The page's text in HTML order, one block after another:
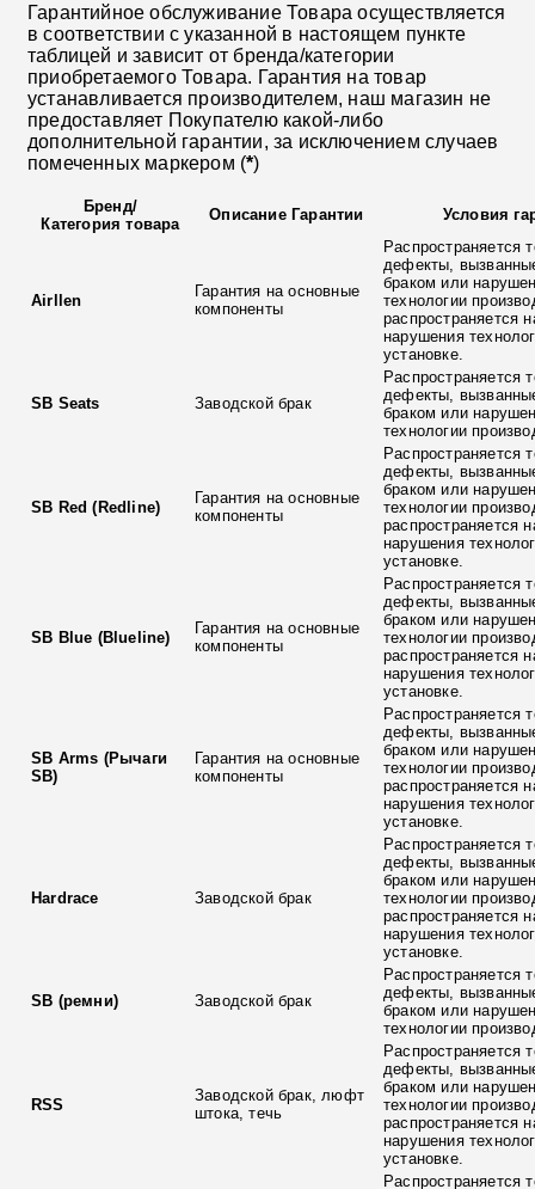
Гарантийное обслуживание Товара осуществляется
в соответствии с указанной в настоящем пункте
таблицей и зависит от бренда/категории
приобретаемого Товара. Гарантия на товар
устанавливается производителем, наш магазин не
предоставляет Покупателю какой-либо
дополнительной гарантии, за исключением случаев
помеченных маркером (*)
Бренд/
Категория товара
Описание Гарантии Условия
Airllen
Гарантия на основные
компоненты
Распространяется
дефекты,
браком или
технологии
распространяется
нарушения
установке.
SB Seats Заводской брак
Распространяется
дефекты,
браком или
технологии
SB Red (Redline)
Гарантия на основные
компоненты
Распространяется
дефекты,
браком или
технологии
распространяется
нарушения
установке.
SB Blue (Blueline)
Гарантия на основные
компоненты
Распространяется
дефекты,
браком или
технологии
распространяется
нарушения
установке.
SB Arms (Рычаги
SB)
Гарантия на основные
компоненты
Распространяется
дефекты,
браком или
технологии
распространяется
нарушения
установке.
Hardrace Заводской брак
Распространяется
дефекты,
браком или
технологии
распространяется
нарушения
установке.
SB (ремни) Заводской брак
Распространяется
дефекты,
браком или
технологии
RSS
Заводской брак, люфт
штока, течь
Распространяется
дефекты,
браком или
технологии
распространяется
нарушения
установке.
Распространяется